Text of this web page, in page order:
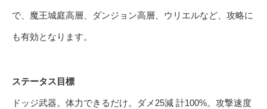
で、魔王城庭高層、ダンジョン高層、ウリエルなど、攻略に
も有効となります。
ステータス目標
ドッジ武器。体力できるだけ。ダメ25減 計100%。攻撃速度